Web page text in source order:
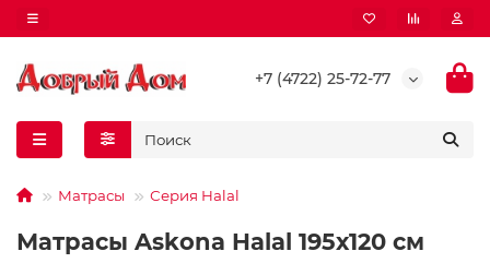
+7 (4722) 25-72-77
Матрасы Серия Halal
Матрасы Askona Halal 195х120 см